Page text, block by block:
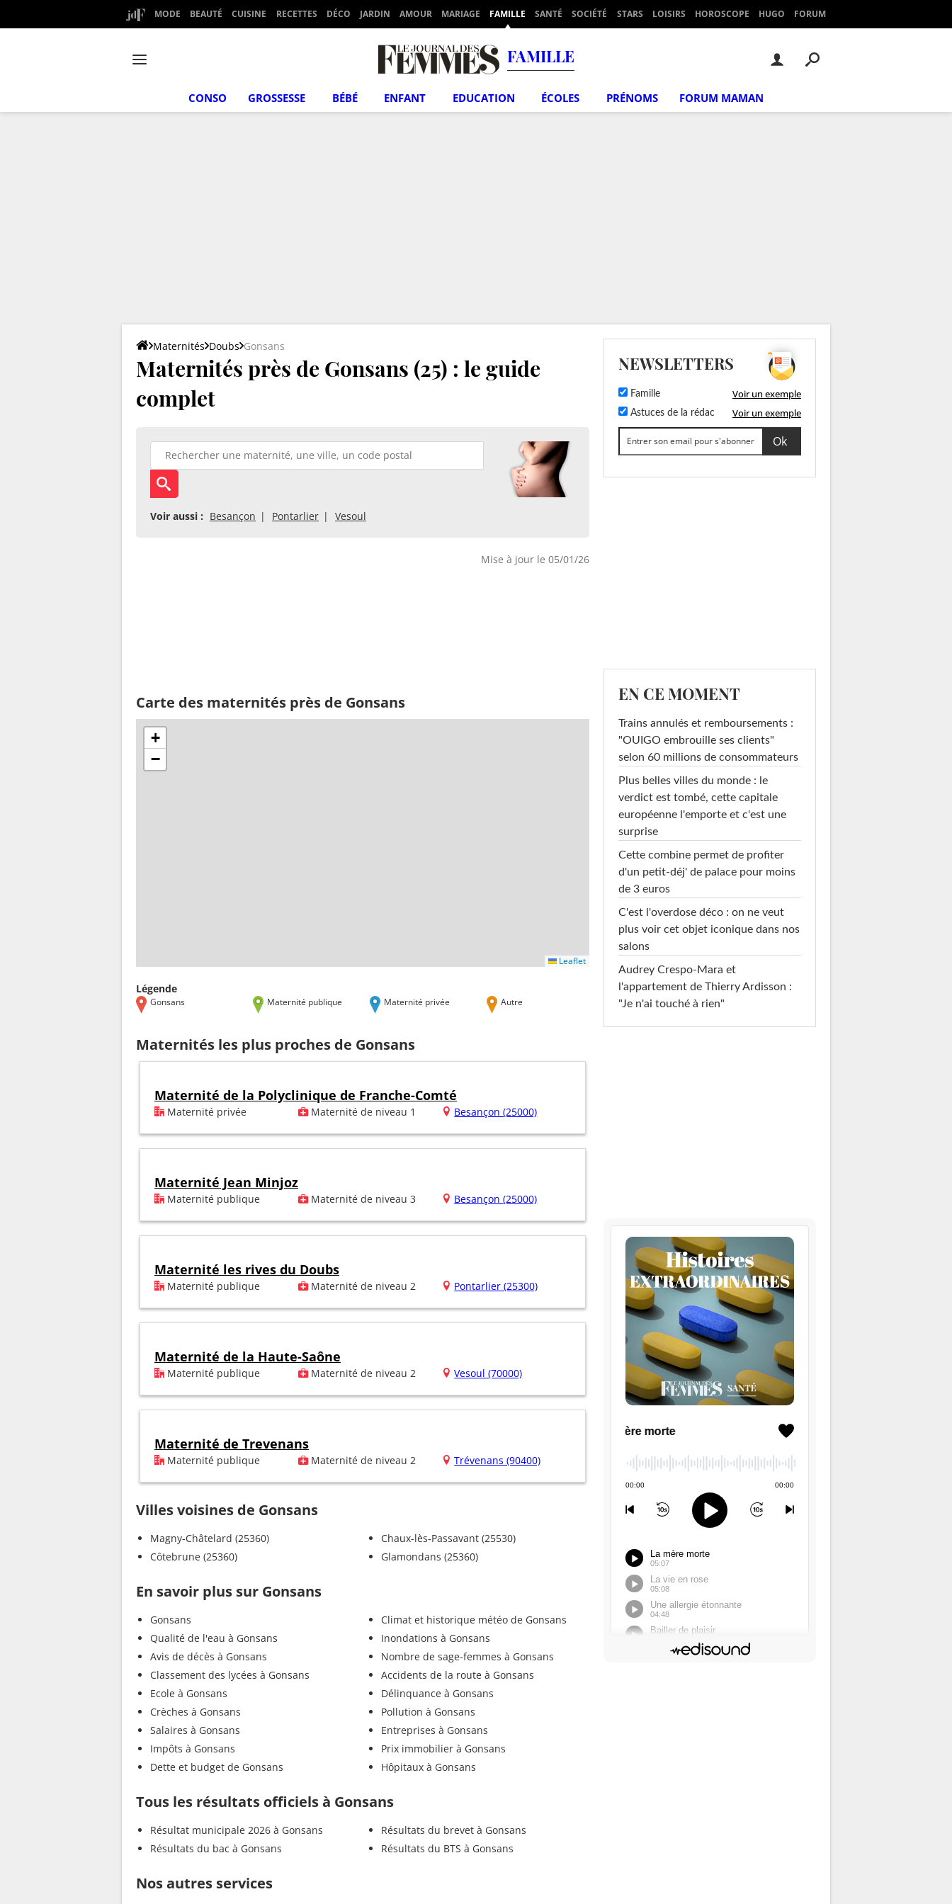
MODE BEAUTÉ CUISINE RECETTES DÉCO JARDIN AMOUR MARIAGE FAMILLE SANTÉ SOCIÉTÉ STARS LOISIRS HOROSCOPE HUGO FORUM
FAMILLE
CONSO GROSSESSE BÉBÉ ENFANT EDUCATION ÉCOLES PRÉNOMS FORUM MAMAN
Maternités Doubs Gonsans
Maternités près de Gonsans (25) : le guide
complet
Voir aussi : Besançon Pontarlier Vesoul
Mise à jour le 05/01/26
Carte des maternités près de Gonsans
+
−
Leaflet
Légende
Gonsans Maternité publique Maternité privée Autre
Maternités les plus proches de Gonsans
Maternité de la Polyclinique de Franche-Comté
Maternité privée Maternité de niveau 1 Besançon (25000)
Maternité Jean Minjoz
Maternité publique Maternité de niveau 3 Besançon (25000)
Maternité les rives du Doubs
Maternité publique Maternité de niveau 2 Pontarlier (25300)
Maternité de la Haute-Saône
Maternité publique Maternité de niveau 2 Vesoul (70000)
Maternité de Trevenans
Maternité publique Maternité de niveau 2 Trévenans (90400)
Villes voisines de Gonsans
Magny-Châtelard (25360)
Côtebrune (25360)
Chaux-lès-Passavant (25530)
Glamondans (25360)
En savoir plus sur Gonsans
Gonsans
Qualité de l'eau à Gonsans
Avis de décès à Gonsans
Classement des lycées à Gonsans
Ecole à Gonsans
Crèches à Gonsans
Salaires à Gonsans
Impôts à Gonsans
Dette et budget de Gonsans
Climat et historique météo de Gonsans
Inondations à Gonsans
Nombre de sage-femmes à Gonsans
Accidents de la route à Gonsans
Délinquance à Gonsans
Pollution à Gonsans
Entreprises à Gonsans
Prix immobilier à Gonsans
Hôpitaux à Gonsans
Tous les résultats officiels à Gonsans
Résultat municipale 2026 à Gonsans
Résultats du bac à Gonsans
Résultats du brevet à Gonsans
Résultats du BTS à Gonsans
Nos autres services
NEWSLETTERS
Famille Voir un exemple
Astuces de la rédac Voir un exemple
EN CE MOMENT
Trains annulés et remboursements :
"OUIGO embrouille ses clients"
selon 60 millions de consommateurs
Plus belles villes du monde : le
verdict est tombé, cette capitale
européenne l'emporte et c'est une
surprise
Cette combine permet de profiter
d'un petit-déj' de palace pour moins
de 3 euros
C'est l'overdose déco : on ne veut
plus voir cet objet iconique dans nos
salons
Audrey Crespo-Mara et
l'appartement de Thierry Ardisson :
"Je n'ai touché à rien"